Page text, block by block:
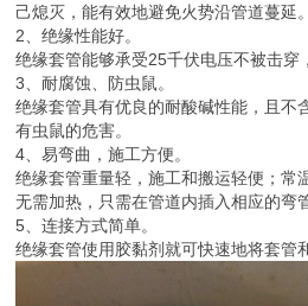
己熄灭，能有效地避免火势沿管道蔓延。
2、绝缘性能好。
绝缘套管能够承受25千伏电压不被击穿
3、耐腐蚀、防虫鼠。
绝缘套管具有优良的耐酸碱性能，且不
有虫鼠的危害。
4、易弯曲，施工方便。
绝缘套管重量轻，施工和搬运轻便；常
无需加热，只需在管道内插入相应的弯
5、连接方式简单。
绝缘套管使用胶黏剂就可快速地将套管